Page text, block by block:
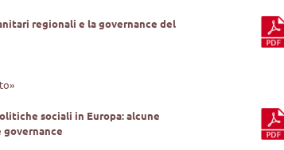
regionali e la governance del
sociali in Europa: alcune
governance